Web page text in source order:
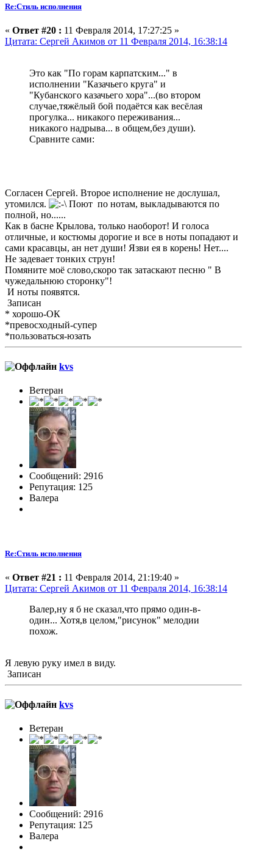
Re:Стиль исполнения
« Ответ #20 : 11 Февраля 2014, 17:27:25 »
Цитата: Сергей Акимов от 11 Февраля 2014, 16:38:14
Это как "По горам карпатским..." в
исполнении "Казачьего круга" и
"Кубанского казачьего хора"...(во втором
случае,тяжёлый бой подаётся как весёлая
прогулка... никакого переживания...
никакого надрыва... в общем,без души).
Сравните сами:
Согласен Сергей. Bторое исполнение не дослушал,
утомился.
Поют по нотам, выкладываются по
полной, но......
Как в басне Крылова, только наоборот! И голоса
отличные, и костюмы дорогие и все в ноты попадают и
сами красавцы, ан нет души! Язви ея в корень! Нет....
Не задевает тонких струн!
Помяните моё слово,скоро так затаскают песню " В
чужедальнюю сторонку"!
И ноты появятся.
Записан
* хорошо-ОК
*превосходный-супер
*пользоваться-юзать
kvs
Ветеран
Сообщений: 2916
Репутация: 125
Валера
Re:Стиль исполнения
« Ответ #21 : 11 Февраля 2014, 21:19:40 »
Цитата: Сергей Акимов от 11 Февраля 2014, 16:38:14
Валер,ну я б не сказал,что прямо один-в-
один... Хотя,в целом,"рисунок" мелодии
похож.
Я левую руку имел в виду.
Записан
kvs
Ветеран
Сообщений: 2916
Репутация: 125
Валера